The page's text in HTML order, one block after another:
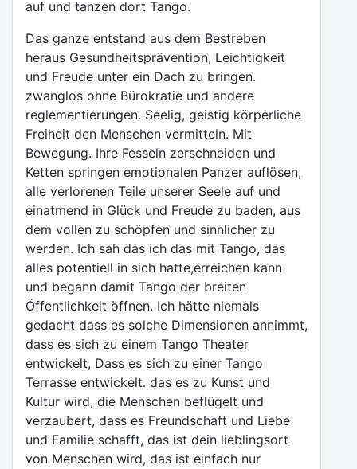
auf und tanzen dort Tango.
Das ganze entstand aus dem Bestreben
heraus Gesundheitsprävention, Leichtigkeit
und Freude unter ein Dach zu bringen.
zwanglos ohne Bürokratie und andere
reglementierungen. Seelig, geistig körperliche
Freiheit den Menschen vermitteln. Mit
Bewegung. Ihre Fesseln zerschneiden und
Ketten springen emotionalen Panzer auflösen,
alle verlorenen Teile unserer Seele auf und
einatmend in Glück und Freude zu baden, aus
dem vollen zu schöpfen und sinnlicher zu
werden. Ich sah das ich das mit Tango, das
alles potentiell in sich hatte,erreichen kann
und begann damit Tango der breiten
Öffentlichkeit öffnen. Ich hätte niemals
gedacht dass es solche Dimensionen annimmt,
dass es sich zu einem Tango Theater
entwickelt, Dass es sich zu einer Tango
Terrasse entwickelt. das es zu Kunst und
Kultur wird, die Menschen beflügelt und
verzaubert, dass es Freundschaft und Liebe
und Familie schafft, das ist dein lieblingsort
von Menschen wird, das ist einfach nur